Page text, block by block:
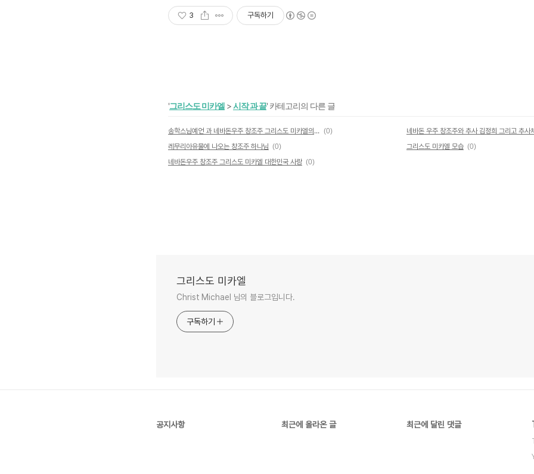
3 구독하기
'그리스도 미카엘 >시작 과 끝' 카테고리의 다른 글
송학스님예언 과 네바돈우주 창조주 그리스도 미카엘의 등장 (0) 네바돈 우주 창조주와 추사 김정희 그리고 추사체
레무리아유물에 나오는 창조주 하나님 (0) 그리스도 미카엘 모습 (0)
네바돈우주 창조주 그리스도 미카엘 대한민국 사랑 (0)
그리스도 미카엘
Christ Michael 님의 블로그입니다.
구독하기
공지사항 최근에 올라온 글 최근에 달린 댓글